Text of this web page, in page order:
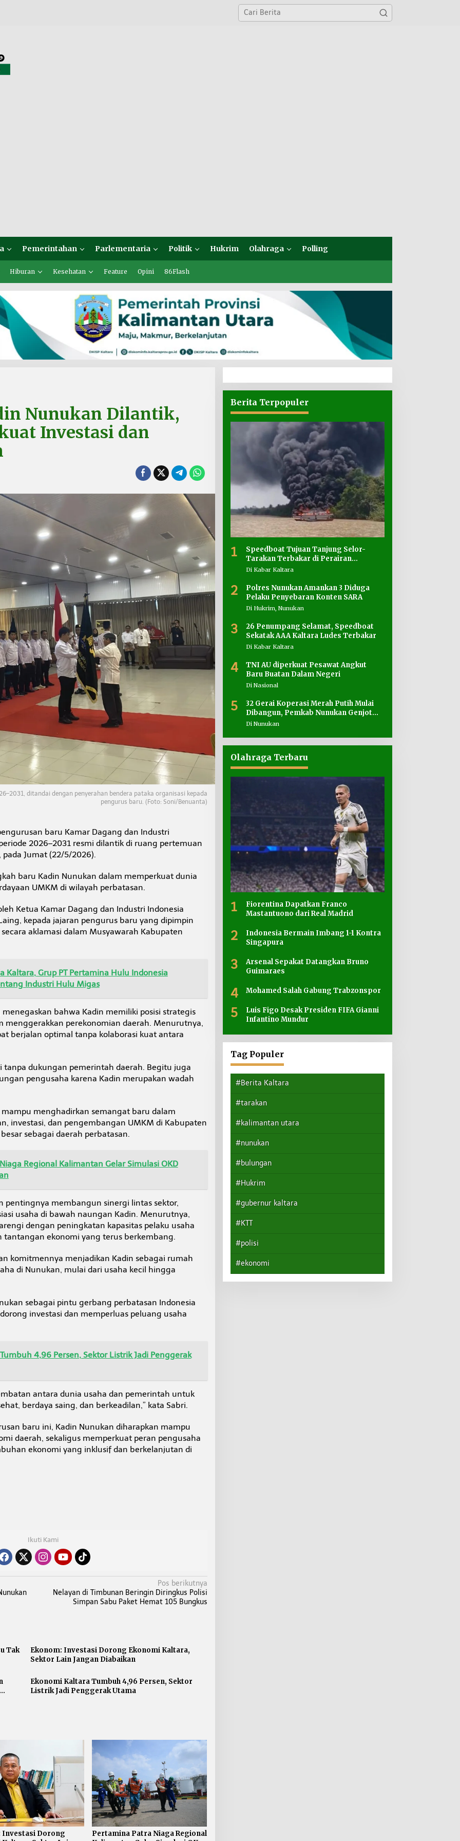
Pemerintahan Parlementaria Politik Hukrim Olahraga Polling
Hiburan Kesehatan Feature Opini 86Flash
Nunukan Dilantik,
Investasi dan
ditandai dengan penyerahan bendera pataka organisasi kepada
pengurus baru. (Foto: Soni/Benuanta)
baru Kamar Dagang dan Industri
2026–2031 resmi dilantik di ruang pertemuan
Jumat (22/5/2026).
baru Kadin Nunukan dalam memperkuat dunia
UMKM di wilayah perbatasan.
Ketua Kamar Dagang dan Industri Indonesia
kepada jajaran pengurus baru yang dipimpin
aklamasi dalam Musyawarah Kabupaten
Kaltara, Grup PT Pertamina Hulu Indonesia
Industri Hulu Migas
bahwa Kadin memiliki posisi strategis
menggerakkan perekonomian daerah. Menurutnya,
berjalan optimal tanpa kolaborasi kuat antara
tanpa dukungan pemerintah daerah. Begitu juga
pengusaha karena Kadin merupakan wadah
menghadirkan semangat baru dalam
investasi, dan pengembangan UMKM di Kabupaten
sebagai daerah perbatasan.
Regional Kalimantan Gelar Simulasi OKD
pentingnya membangun sinergi lintas sektor,
usaha di bawah naungan Kadin. Menurutnya,
dengan peningkatan kapasitas pelaku usaha
ekonomi yang terus berkembang.
komitmennya menjadikan Kadin sebagai rumah
di Nunukan, mulai dari usaha kecil hingga
sebagai pintu gerbang perbatasan Indonesia
investasi dan memperluas peluang usaha
4,96 Persen, Sektor Listrik Jadi Penggerak
antara dunia usaha dan pemerintah untuk
berdaya saing, dan berkeadilan,” kata Sabri.
baru ini, Kadin Nunukan diharapkan mampu
daerah, sekaligus memperkuat peran pengusaha
ekonomi yang inklusif dan berkelanjutan di
Ikuti Kami
Pos berikutnya
Nelayan di Timbunan Beringin Diringkus Polisi
Simpan Sabu Paket Hemat 105 Bungkus
Tak
Ekonom: Investasi Dorong Ekonomi Kaltara,
Sektor Lain Jangan Diabaikan
Ekonomi Kaltara Tumbuh 4,96 Persen, Sektor
Listrik Jadi Penggerak Utama
Investasi Dorong
Pertamina Patra Niaga Regional
Berita Terpopuler
1
Speedboat Tujuan Tanjung Selor-
Tarakan Terbakar di Perairan
Salimbatu
Di Kabar Kaltara
2
Polres Nunukan Amankan 3 Diduga
Pelaku Penyebaran Konten SARA
Di Hukrim, Nunukan
3
26 Penumpang Selamat, Speedboat
Sekatak AAA Kaltara Ludes Terbakar
Di Kabar Kaltara
4
TNI AU diperkuat Pesawat Angkut
Baru Buatan Dalam Negeri
Di Nasional
5
32 Gerai Koperasi Merah Putih Mulai
Dibangun, Pemkab Nunukan Genjot
Penyediaan Lahan
Di Nunukan
Olahraga Terbaru
1
Fiorentina Dapatkan Franco
Mastantuono dari Real Madrid
2
Indonesia Bermain Imbang 1-1 Kontra
Singapura
3
Arsenal Sepakat Datangkan Bruno
Guimaraes
4 Mohamed Salah Gabung Trabzonspor
5
Luis Figo Desak Presiden FIFA Gianni
Infantino Mundur
Tag Populer
#Berita Kaltara
#tarakan
#kalimantan utara
#nunukan
#bulungan
#Hukrim
#gubernur kaltara
#KTT
#polisi
#ekonomi